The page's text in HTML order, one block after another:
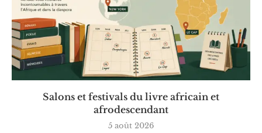
Salons et festivals du livre africain et
afrodescendant
5 août 2026